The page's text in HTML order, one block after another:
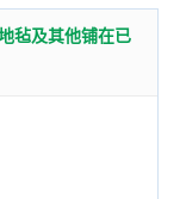
毡及其他铺在已